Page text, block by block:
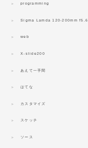
programming
Sigma Lamda 120-200mm f5.6
web
X-slide200
あえて一手間
はてな
カスタマイズ
スケッチ
ソース